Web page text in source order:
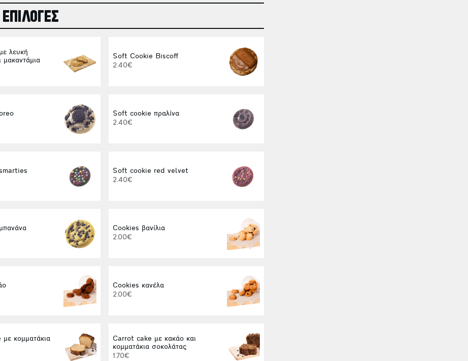
λευκή
μακαντάμια
Soft Cookie Biscoff
2.40€
Soft cookie πραλίνα
2.40€
Soft cookie red velvet
2.40€
Cookies βανίλια
2.00€
Cookies κανέλα
2.00€
κομματάκια
Carrot cake με κακάο και
κομματάκια σοκολάτας
1.70€